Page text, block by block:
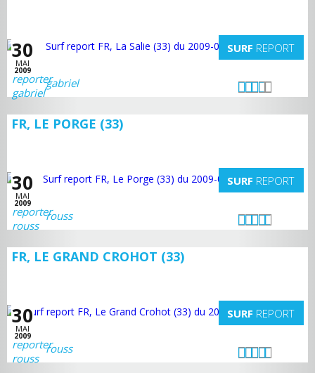
30
MAI
2009
SURF REPORT
gabriel
FR, LE PORGE (33)
30
MAI
2009
SURF REPORT
rouss
FR, LE GRAND CROHOT (33)
30
MAI
2009
SURF REPORT
rouss